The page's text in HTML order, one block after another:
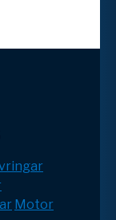
Motor